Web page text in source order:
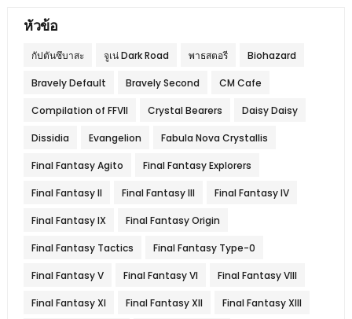
หัวข้อ
กัปตันซึบาสะ จูเน่ Dark Road พาธสตอรี Biohazard
Bravely Default Bravely Second CM Cafe
Compilation of FFVII Crystal Bearers Daisy Daisy
Dissidia Evangelion Fabula Nova Crystallis
Final Fantasy Agito Final Fantasy Explorers
Final Fantasy II Final Fantasy III Final Fantasy IV
Final Fantasy IX Final Fantasy Origin
Final Fantasy Tactics Final Fantasy Type-0
Final Fantasy V Final Fantasy VI Final Fantasy VIII
Final Fantasy XI Final Fantasy XII Final Fantasy XIII